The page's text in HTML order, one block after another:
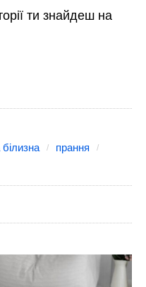
ти знайдеш на
білизна
прання